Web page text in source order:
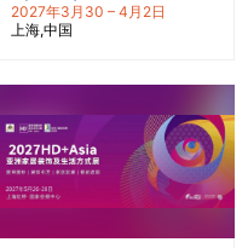
2027年3月30 – 4月2日
上海 中国